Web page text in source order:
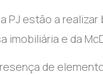
PJ estão a
imobiliária e da
de